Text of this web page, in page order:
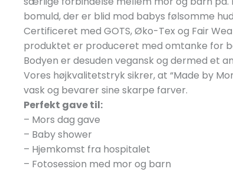
bomuld, der er blid mod babys følsomme
Certificeret med GOTS, Øko-Tex og Fair
produktet er produceret med omtanke for
Bodyen er desuden vegansk og dermed et
Vores højkvalitetstryk sikrer, at “Made by
vask og bevarer sine skarpe farver.
Perfekt gave til:
– Mors dag gave
– Baby shower
– Hjemkomst fra hospitalet
– Fotosession med mor og barn